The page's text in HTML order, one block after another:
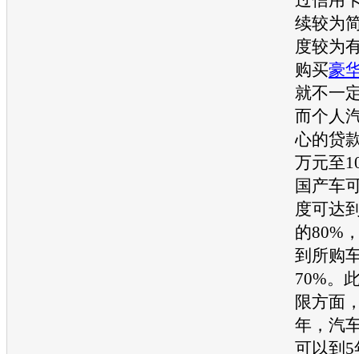
续较为
度较为
购买豪
就不一
而个人
心的贷
万元至
国产车
度可达
的80%
到所购
70%。
限方面
年， 汽
可以到